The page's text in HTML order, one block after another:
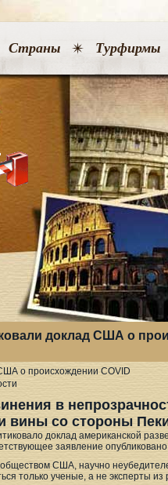
Страны Турфирмы
доклад США о
в
вины со стороны
доклад американской
заявление
США, научно
только ученые, а не эксперты из